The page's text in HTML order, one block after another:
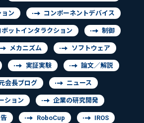
ョン コンポーネントデバイス
ボットインタラクション 制御
メカニズム ソフトウェア
実証実験 論文／解説
会長ブログ ニュース
ション 企業の研究開発
RoboCup IROS